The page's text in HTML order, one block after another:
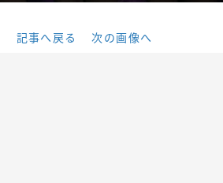
記事へ戻る 次の画像へ